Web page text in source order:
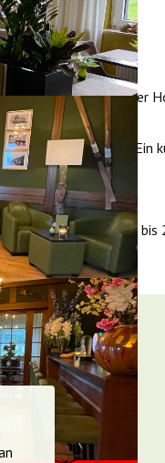
einen Drink an
Kaffeebohnen? Ein
willkommen!
inklusive.
Montag von 15:00